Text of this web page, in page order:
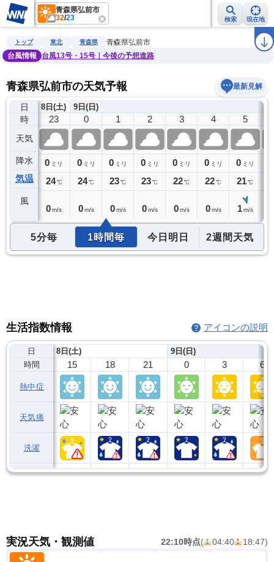
青森県弘前市
32/23 検索 現在地
雨雲レーダー 台風情報 地震情報 ラ
トップ 東北 青森県
青森県弘前市
台風情報
台風13号・15号｜今後の予想進路
青森県弘前市の天気予報 最新見解
日
時
天気
降水
気温
風
8日(土)
22
0ミリ
24℃
23
0 ミリ
24 ℃
0m/s
9日(日)
0
0 ミリ
24℃
0 m/s
1
0 ミリ
23℃
0 m/s
2
0 ミリ
23℃
0 m/s
3
0 ミリ
22℃
0 m/s
4
0 ミリ
22℃
0 m/s
5
0 ミリ
21℃
1 m/s
5分毎 1時間毎 今日明日 2週間天気
生活指数情報 アイコンの説明
日
時間
熱中症
天気痛
洗濯
8日(土)
15 18 21
9日(日)
0 3 6
実況天気・観測値 22:10時点( 04:40 18:47)